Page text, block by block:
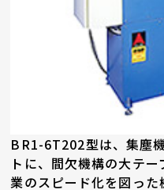
BR1-6T202型は、集塵
トに、間欠機構の大テ
業のスピード化を図っ